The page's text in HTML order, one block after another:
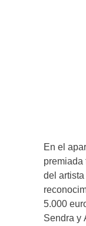
En el
premiada
del
5.000
Sendra y